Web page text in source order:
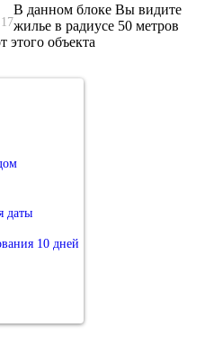
17
В данном блоке Вы видите
жилье в радиусе 50 метров
этого объекта
даты
10 дней